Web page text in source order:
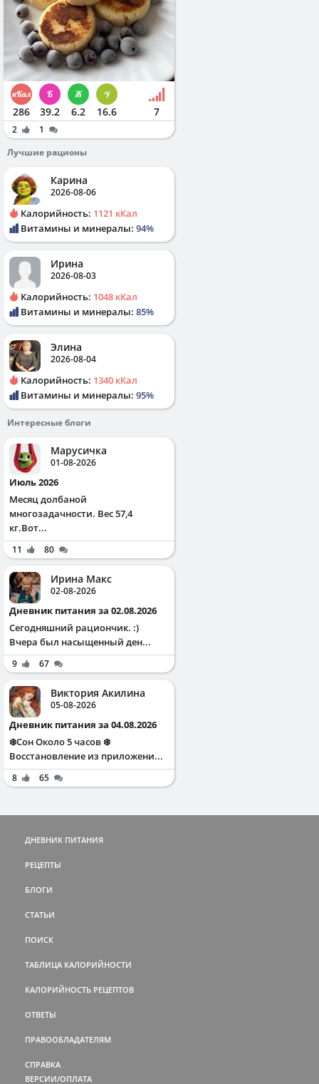
286 39.2 6.2 16.6 7
2
1
Лучшие рационы
Карина
2026-08-06
Калорийность: 1121 кКал
Витамины и минералы: 94%
Ирина
2026-08-03
Калорийность: 1048 кКал
Витамины и минералы: 85%
Элина
2026-08-04
Калорийность: 1340 кКал
Витамины и минералы: 95%
Интересные блоги
Марусичка
01-08-2026
Июль 2026
Месяц долбаной
многозадачности. Вес 57,4
кг.Вот...
11 80
Ирина Макс
02-08-2026
Дневник питания за 02.08.2026
Сегодняшний рациончик. :)
Вчера был насыщенный ден...
9 67
Виктория Акилина
05-08-2026
Дневник питания за 04.08.2026
❄️Сон Около 5 часов ❄️
Восстановление из приложени...
8 65
ДНЕВНИК ПИТАНИЯ
РЕЦЕПТЫ
БЛОГИ
СТАТЬИ
ПОИСК
ТАБЛИЦА КАЛОРИЙНОСТИ
КАЛОРИЙНОСТЬ РЕЦЕПТОВ
ОТВЕТЫ
ПРАВООБЛАДАТЕЛЯМ
СПРАВКА
ВЕРСИИ/ОПЛАТА